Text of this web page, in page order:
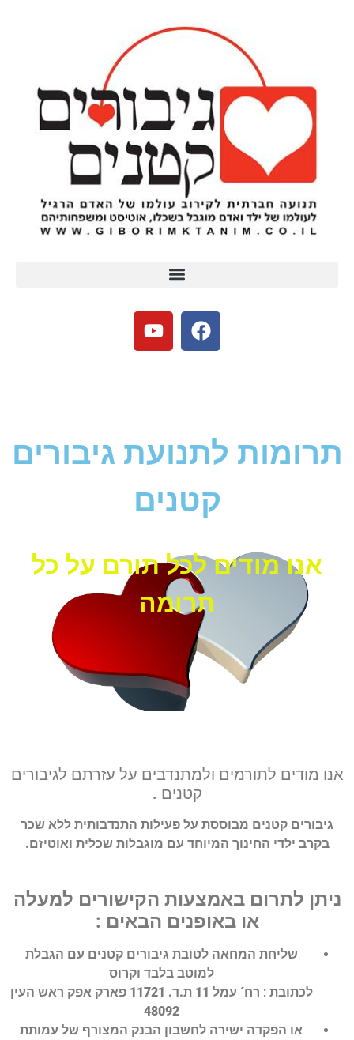
תרומות לתנועת גיבורים
קטנים
אנו מודים לכל תורם על כל
תרומה
אנו מודים לתורמים ולמתנדבים על עזרתם לגיבורים
קטנים .
גיבורים קטנים מבוססת על פעילות התנדבותית ללא שכר
בקרב ילדי החינוך המיוחד עם מוגבלות שכלית ואוטיזם.
ניתן לתרום באמצעות הקישורים למעלה
או באופנים הבאים :
שליחת המחאה לטובת גיבורים קטנים עם הגבלת
למוטב בלבד וקרוס
לכתובת :
רח´ עמל 11 ת.ד. 11721 פארק אפק ראש העין
48092
או הפקדה ישירה לחשבון הבנק המצורף של עמותת